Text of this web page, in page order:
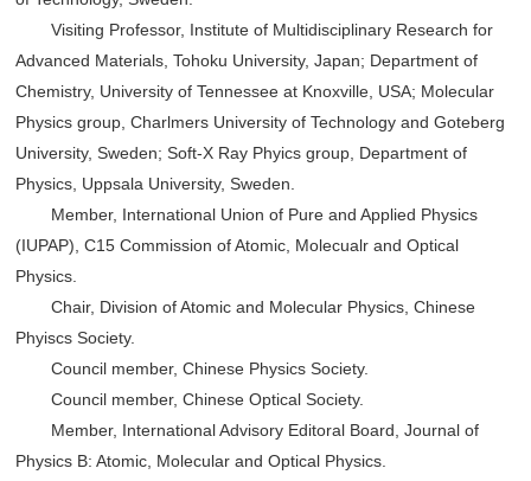
Visiting Professor, Institute of Multidisciplinary Research for
Advanced Materials, Tohoku University, Japan; Department of
Chemistry, University of Tennessee at Knoxville, USA; Molecular
Physics group, Charlmers University of Technology and Goteberg
University, Sweden; Soft-X Ray Phyics group, Department of
Physics, Uppsala University, Sweden.
Member, International Union of Pure and Applied Physics
(IUPAP), C15 Commission of Atomic, Molecualr and Optical
Physics.
Chair, Division of Atomic and Molecular Physics, Chinese
Phyiscs Society.
Council member, Chinese Physics Society.
Council member, Chinese Optical Society.
Member, International Advisory Editoral Board, Journal of
Physics B: Atomic, Molecular and Optical Physics.